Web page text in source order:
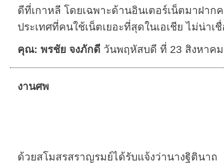
ดีที่เกาหลี โดยเฉพาะด้านอินเตอร์เน็ตมาฝาก
ประเทศที่คนใช้เน็ตเยอะที่สุดในเอเชีย ไม่น่าเ
คุณ: พรชัย จงภักดี วันพฤหัสบดี ที่ 23 สิงหาค
งานศพ
ด้วยสโมสรสราญรมย์ได้รับแจ้งว่านางฐิตินา